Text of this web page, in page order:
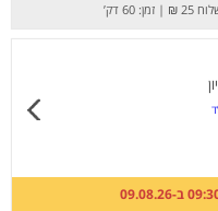
25 ₪
| זמן: 60 דק’